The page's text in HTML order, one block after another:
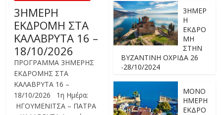
3ΗΜΕΡΗ
ΕΚΔΡΟΜΗ ΣΤΑ
ΚΑΛΑΒΡΥΤΑ 16 –
18/10/2026
ΠΡΟΓΡΑΜΜΑ 3ΗΜΕΡΗΣ
ΕΚΔΡΟΜΗΣ ΣΤΑ
ΚΑΛΑΒΡΥΤΑ 16 –
18/10/2026 1η Ημέρα:
ΗΓΟΥΜΕΝΙΤΣΑ – ΠΑΤΡΑ
3ΗΜΕΡ
Η
ΕΚΔΡΟ
ΜΗ
ΣΤΗΝ
ΒΥΖΑΝΤΙΝΗ ΟΧΡΙΔΑ 26
-28/10/2024
ΜΟΝΟ
ΗΜΕΡΗ
ΕΚΔΡΟ